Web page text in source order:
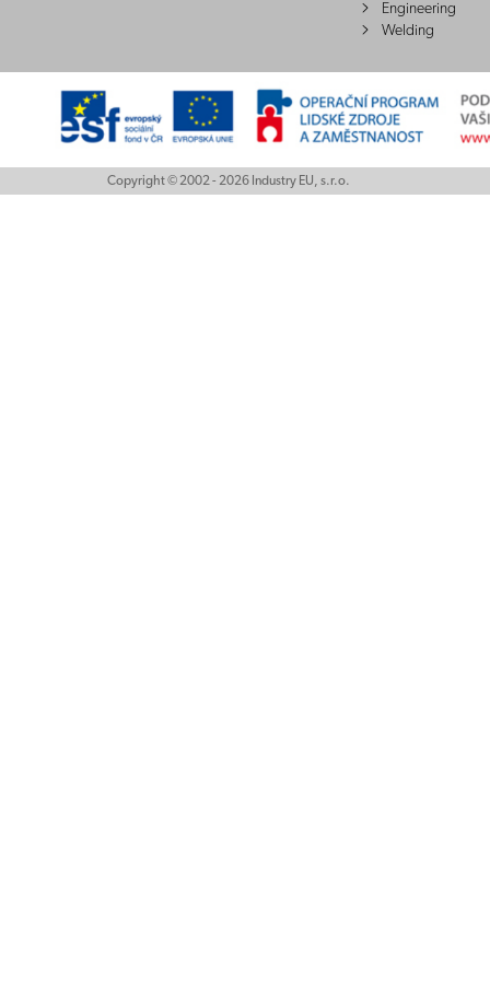
Engineering
Welding
Copyright © 2002 - 2026 Industry EU, s.r.o.